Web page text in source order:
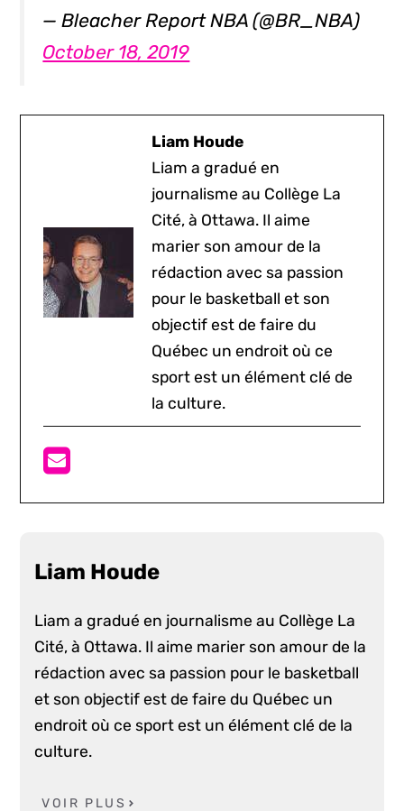
— Bleacher Report NBA (@BR_NBA)
October 18, 2019
Liam Houde
Liam a gradué en
journalisme au Collège La
Cité, à Ottawa. Il aime
marier son amour de la
rédaction avec sa passion
pour le basketball et son
objectif est de faire du
Québec un endroit où ce
sport est un élément clé de
la culture.
Liam Houde
Liam a gradué en journalisme au Collège La
Cité, à Ottawa. Il aime marier son amour de la
rédaction avec sa passion pour le basketball
et son objectif est de faire du Québec un
endroit où ce sport est un élément clé de la
culture.
VOIR PLUS